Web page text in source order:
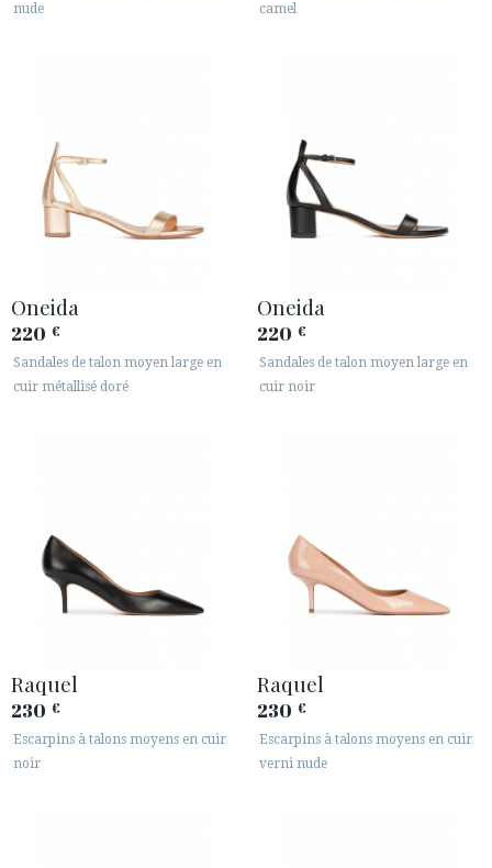
nude
camel
Oneida
220 €
Sandales de talon moyen large en
cuir métallisé doré
Oneida
220 €
Sandales de talon moyen large en
cuir noir
Raquel
230 €
Escarpins à talons moyens en cuir
noir
Raquel
230 €
Escarpins à talons moyens en cuir
verni nude